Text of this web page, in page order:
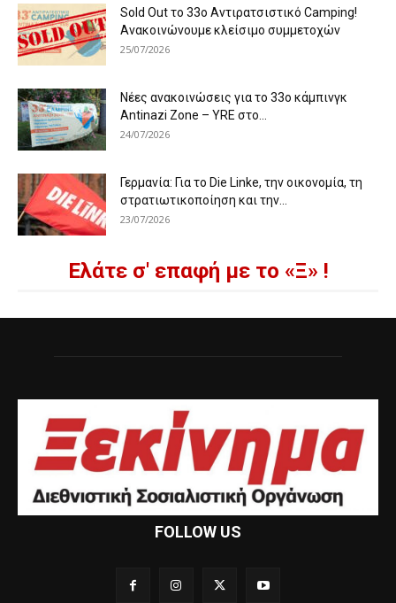
Sold Out το 33ο Αντιρατσιστικό Camping!
Ανακοινώνουμε κλείσιμο συμμετοχών
25/07/2026
Νέες ανακοινώσεις για το 33ο κάμπινγκ
Antinazi Zone – YRE στο...
24/07/2026
Γερμανία: Για το Die Linke, την οικονομία, τη
στρατιωτικοποίηση και την...
23/07/2026
Ελάτε σ' επαφή με το «Ξ» !
FOLLOW US